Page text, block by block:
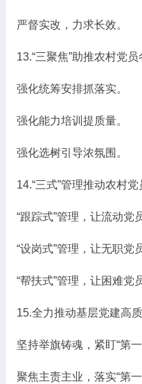
严督实改，力求长效。
13.“三聚焦”助推农村党
强化统筹安排抓落实。
强化能力培训提质量。
强化选树引导浓氛围。
14.“三式”管理推动农村
“跟踪式”管理，让流动党
“设岗式”管理，让无职党
“帮扶式”管理，让困难党
15.全力推动基层党建高
坚持举旗铸魂，紧盯“第一
聚焦主责主业，落实“第一